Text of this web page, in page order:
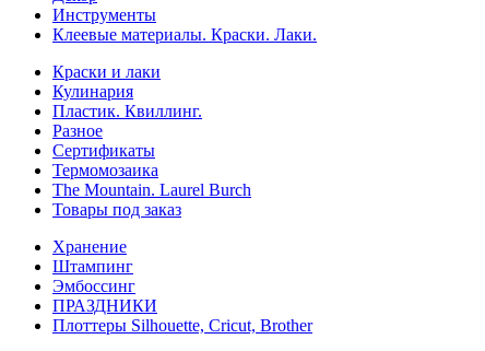
Инструменты
Клеевые материалы. Краски. Лаки.
Краски и лаки
Кулинария
Пластик. Квиллинг.
Разное
Сертификаты
Термомозаика
The Mountain. Laurel Burch
Товары под заказ
Хранение
Штампинг
Эмбоссинг
ПРАЗДНИКИ
Плоттеры Silhouette, Cricut, Brother